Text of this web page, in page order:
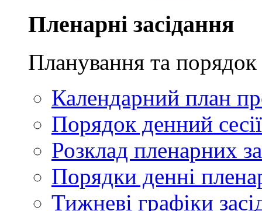
Пленарні засідання
Планування та порядок
Календарний план
Порядок денний сесії
Розклад пленарних
Порядки денні
Тижневі графіки